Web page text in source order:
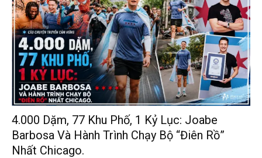
4.000 Dặm, 77 Khu Phố, 1 Kỷ Lục: Joabe
Barbosa Và Hành Trình Chạy Bộ “điên Rồ”
Nhất Chicago.